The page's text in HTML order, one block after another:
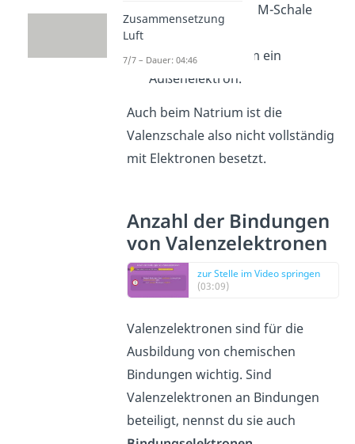
welches du in der M-Schale
Somit hat Natrium ein
Außenelektron.
Auch beim Natrium ist die
Valenzschale also nicht vollständig
mit Elektronen besetzt.
Anzahl der Bindungen
von Valenzelektronen
zur Stelle im Video springen
(03:09)
Valenzelektronen sind für die
Ausbildung von chemischen
Bindungen wichtig. Sind
Valenzelektronen an Bindungen
beteiligt, nennst du sie auch
Zusammensetzung
Luft
7/7 – Dauer: 04:46